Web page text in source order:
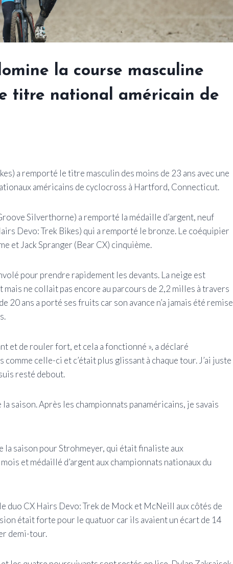
la course masculine
titre national américain de
a remporté le titre masculin des moins de 23 ans avec une
américains de cyclocross à Hartford, Connecticut.
Silverthorne) a remporté la médaille d’argent, neuf
Devo: Trek Bikes) qui a remporté le bronze. Le coéquipier
et Jack Spranger (Bear CX) cinquième.
pour prendre rapidement les devants. La neige est
ne collait pas encore au parcours de 2,2 milles à travers
20 ans a porté ses fruits car son avance n’a jamais été remise
et de rouler fort, et cela a fonctionné », a déclaré
comme celle-ci et c’était plus glissant à chaque tour. J’ai juste
resté debout.
saison. Après les championnats panaméricains, je savais
la saison pour Strohmeyer, qui était finaliste aux
et médaillé d’argent aux championnats nationaux du
duo CX Hairs Devo: Trek de Mock et McNeill aux côtés de
était forte pour le quatuor car ils avaient un écart de 14
demi-tour.